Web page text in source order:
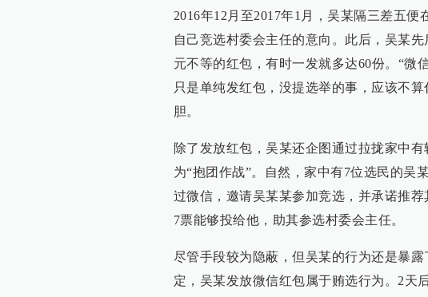
2016年12月至2017年1月，吴某隔三差五便
自己竞选村委会主任的意向。此后，吴某
元不等的红包，有时一发就多达60份。“微
只是单纯发红包，没提选举的事，应该不
胆。
除了发放红包，吴某还企图通过拉拢家中
为“抱团作战”。自然，家中有7位选民的吴
过微信，邀请吴某某参加竞选，并承诺推
7票能够投给他，助其参选村委会主任。
尽管手段较为隐蔽，但吴某的行为还是暴
定，吴某发放微信红包属于贿选行为。2天